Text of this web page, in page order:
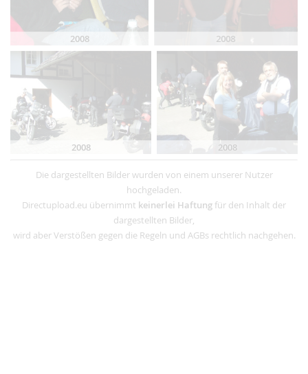
2008 2008
2008 2008
Die dargestellten Bilder wurden von einem unserer Nutzer
hochgeladen.
Directupload.eu übernimmt keinerlei Haftung für den Inhalt der
dargestellten Bilder,
wird aber Verstößen gegen die Regeln und AGBs rechtlich nachgehen.